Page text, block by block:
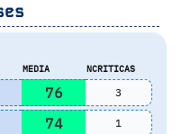
MEDIA NCRITICAS
76 3
74 1